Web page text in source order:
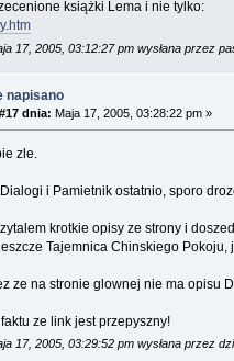
książki Lema i nie tylko:
17, 2005, 03:12:27 pm wysłana przez
napisano
dnia: Maja 17, 2005, 03:28:22 pm »
zle.
i Pamietnik ostatnio, sporo
krotkie opisy ze strony i
Tajemnica Chinskiego Pokoju,
ze na stronie glownej nie ma opisu
ze link jest przepyszny!
17, 2005, 03:29:52 pm wysłana przez dzi